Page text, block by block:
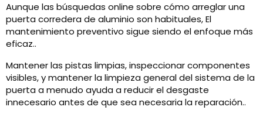
Aunque las búsquedas online sobre cómo arreglar una
puerta corredera de aluminio son habituales, El
mantenimiento preventivo sigue siendo el enfoque más
eficaz..
Mantener las pistas limpias, inspeccionar componentes
visibles, y mantener la limpieza general del sistema de la
puerta a menudo ayuda a reducir el desgaste
innecesario antes de que sea necesaria la reparación..